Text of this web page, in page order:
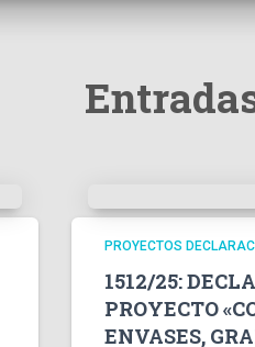
PROYECTOS
1512/25:
PROYECTO
ENVASES,